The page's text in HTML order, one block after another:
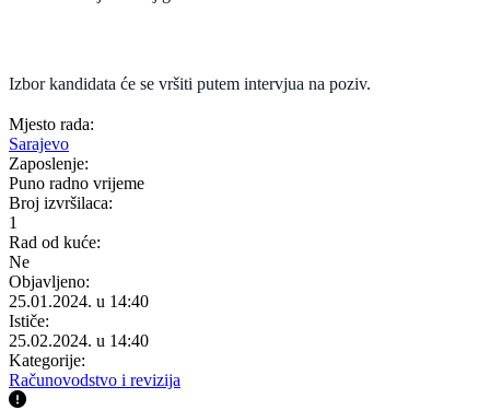
Izbor kandidata će se vršiti putem intervjua na poziv.
Mjesto rada:
Sarajevo
Zaposlenje:
Puno radno vrijeme
Broj izvršilaca:
1
Rad od kuće:
Ne
Objavljeno:
25.01.2024. u 14:40
Ističe:
25.02.2024. u 14:40
Kategorije:
Računovodstvo i revizija